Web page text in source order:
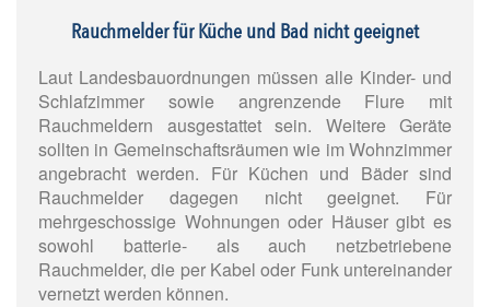
Rauchmelder für Küche und Bad nicht geeignet
Laut Landesbauordnungen müssen alle Kinder- und
Schlafzimmer sowie angrenzende Flure mit
Rauchmeldern ausgestattet sein. Weitere Geräte
sollten in Gemeinschaftsräumen wie im Wohnzimmer
angebracht werden. Für Küchen und Bäder sind
Rauchmelder dagegen nicht geeignet. Für
mehrgeschossige Wohnungen oder Häuser gibt es
sowohl batterie- als auch netzbetriebene
Rauchmelder, die per Kabel oder Funk untereinander
vernetzt werden können.